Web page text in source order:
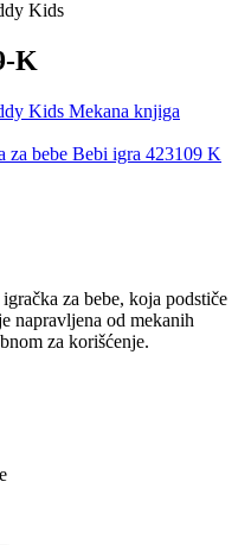
K
Mekana knjiga
Bebi igra 423109 K
za bebe, koja podstiče
napravljena od mekanih
za korišćenje.